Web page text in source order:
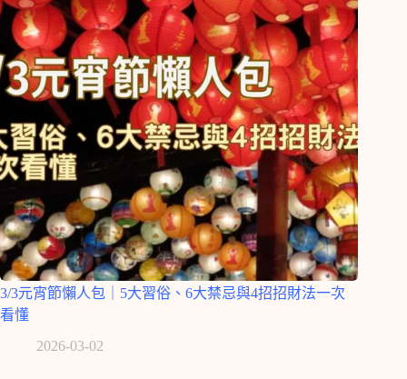
3/3元宵節懶人包｜5大習俗、6大禁忌與4招招財法一次
看懂
2026-03-02